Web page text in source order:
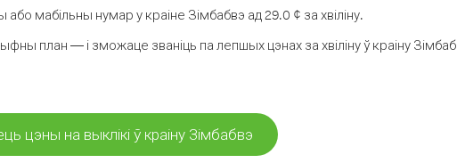
мабільны нумар у краіне Зімбабвэ ад 29.0 ¢ за хвіліну.
план — і зможаце званіць па лепшых цэнах за хвіліну ў краіну
цэны на выклікі ў краіну Зімбабвэ